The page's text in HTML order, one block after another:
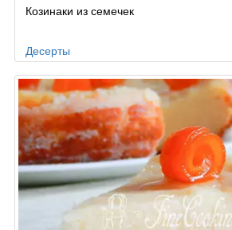
Козинаки из семечек
Десерты